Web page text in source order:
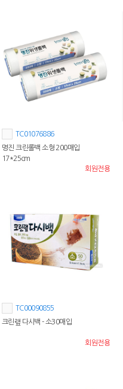
TC01076886
명진 크린롤백 소형 200매입
17*25cm
회원전용
TC00090855
크린랲 다시백 - 소30매입
회원전용